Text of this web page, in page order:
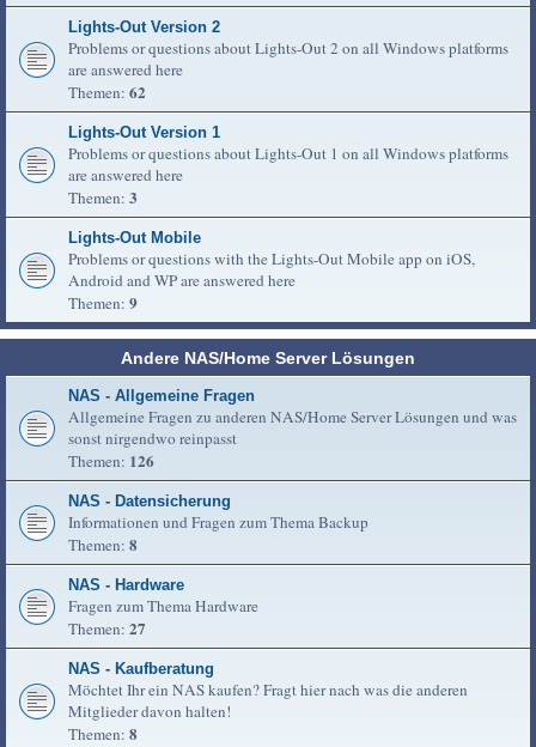
Lights-Out Version 2
Problems or questions about Lights-Out 2 on all Windows platforms
are answered here
Themen: 62
Lights-Out Version 1
Problems or questions about Lights-Out 1 on all Windows platforms
are answered here
Themen: 3
Lights-Out Mobile
Problems or questions with the Lights-Out Mobile app on iOS,
Android and WP are answered here
Themen: 9
Andere NAS/Home Server Lösungen
NAS - Allgemeine Fragen
Allgemeine Fragen zu anderen NAS/Home Server Lösungen und was
sonst nirgendwo reinpasst
Themen: 126
NAS - Datensicherung
Informationen und Fragen zum Thema Backup
Themen: 8
NAS - Hardware
Fragen zum Thema Hardware
Themen: 27
NAS - Kaufberatung
Möchtet Ihr ein NAS kaufen? Fragt hier nach was die anderen
Mitglieder davon halten!
Themen: 8